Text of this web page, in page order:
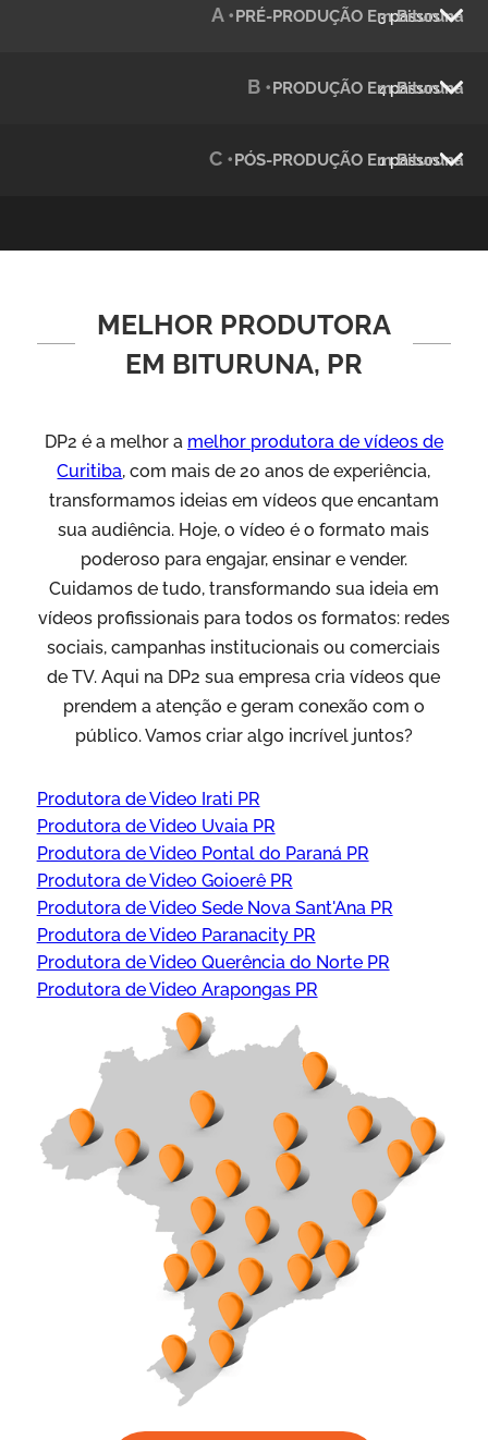
Julândia
Green Process
Vídeos de Produtos e Serviços
A •PRÉ-PRODUÇÃO Em Bituruna
3 passos
B •PRODUÇÃO Em Bituruna
4 passos
C •PÓS-PRODUÇÃO Em Bituruna
1 passos
MELHOR PRODUTORA
EM BITURUNA, PR
DP2 é a melhor a melhor produtora de vídeos de
Curitiba, com mais de 20 anos de experiência,
transformamos ideias em vídeos que encantam
sua audiência. Hoje, o vídeo é o formato mais
poderoso para engajar, ensinar e vender.
Cuidamos de tudo, transformando sua ideia em
vídeos profissionais para todos os formatos: redes
sociais, campanhas institucionais ou comerciais
de TV. Aqui na DP2 sua empresa cria vídeos que
prendem a atenção e geram conexão com o
público. Vamos criar algo incrível juntos?
Produtora de Video Irati PR
Produtora de Video Uvaia PR
Produtora de Video Pontal do Paraná PR
Produtora de Video Goioerê PR
Produtora de Video Sede Nova Sant'Ana PR
Produtora de Video Paranacity PR
Produtora de Video Querência do Norte PR
Produtora de Video Arapongas PR